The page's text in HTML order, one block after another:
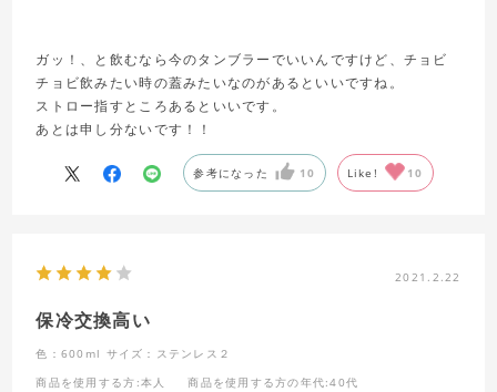
ガッ！、と飲むなら今のタンブラーでいいんですけど、チョビ
チョビ飲みたい時の蓋みたいなのがあるといいですね。
ストロー指すところあるといいです。
あとは申し分ないです！！
参考になった 10 Like! 10
2021.2.22
保冷交換高い
色：600ml サイズ：ステンレス２
商品を使用する方 :本人 商品を使用する方の年代:40代